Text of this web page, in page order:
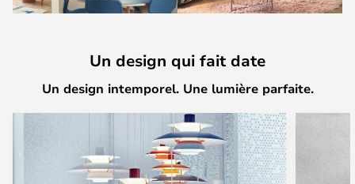
Un design qui fait date
Un design intemporel. Une lumière parfaite.